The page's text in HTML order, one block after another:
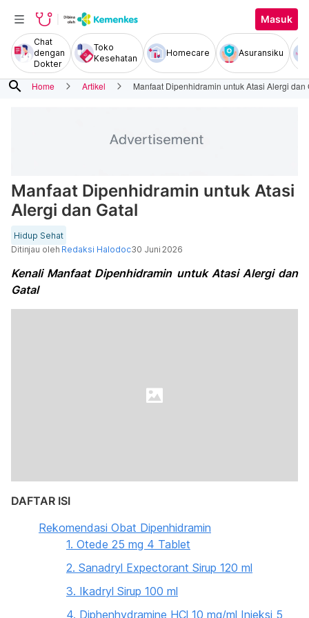
Masuk
Chat
dengan
Dokter
Toko
Kesehatan
Homecare Asuransiku
search Home Artikel Manfaat Dipenhidramin untuk Atasi Alergi dan
Manfaat Dipenhidramin untuk Atasi
Alergi dan Gatal
Hidup Sehat
Ditinjau oleh Redaksi Halodoc30 Juni 2026
Kenali Manfaat Dipenhidramin untuk Atasi Alergi dan
Gatal
DAFTAR ISI
Rekomendasi Obat Dipenhidramin
1. Otede 25 mg 4 Tablet
2. Sanadryl Expectorant Sirup 120 ml
3. Ikadryl Sirup 100 ml
4. Diphenhydramine HCl 10 mg/ml Injeksi 5